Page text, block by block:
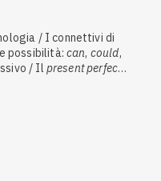
/ I connettivi di
possibilità: can, could,
/ Il present perfect